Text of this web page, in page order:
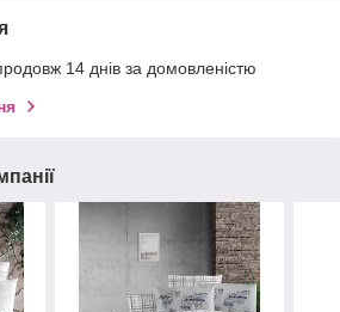
14 днів за домовленістю